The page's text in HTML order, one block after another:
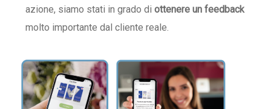
azione, siamo stati in grado diottenere un feedback
molto importante dal cliente reale.